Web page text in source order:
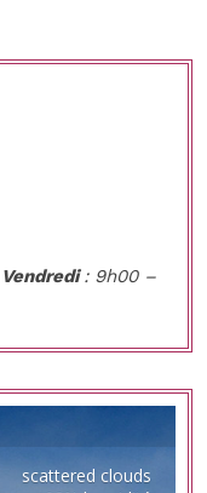
: 9h00 –
scattered clouds